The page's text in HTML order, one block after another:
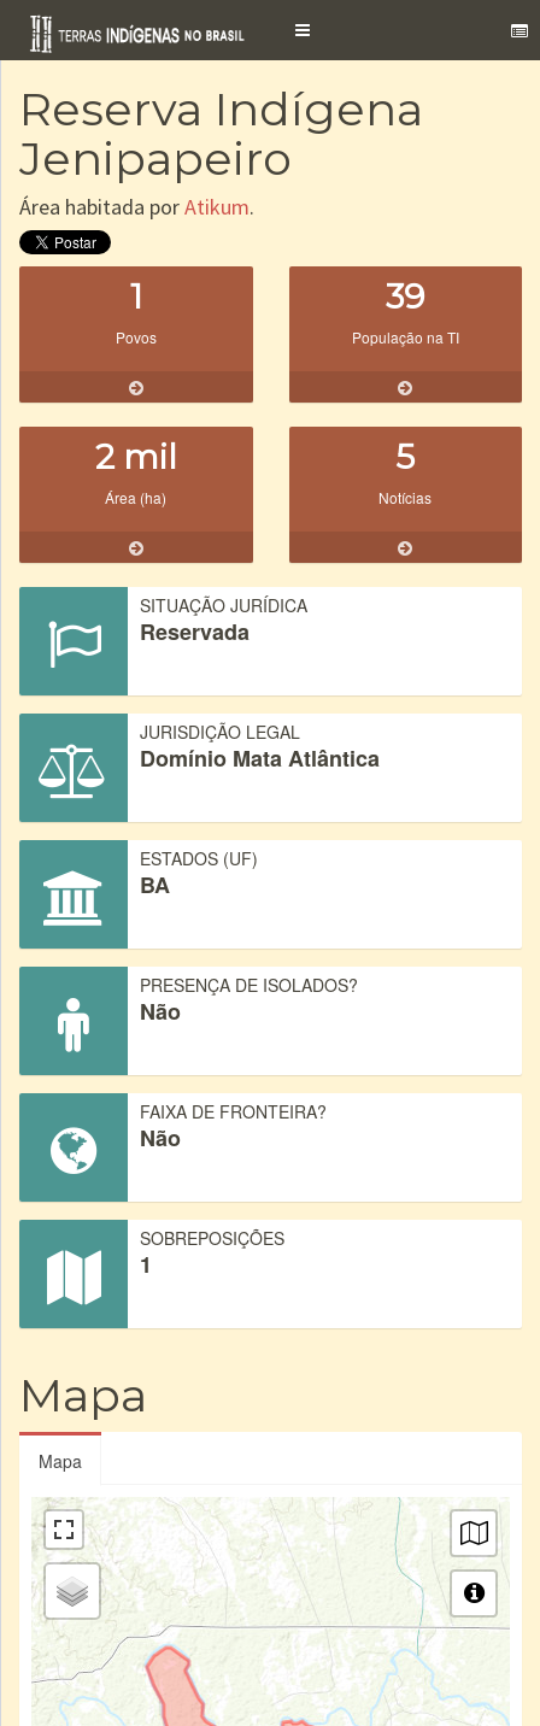
Toggle
Reserva Indígena
Jenipapeiro
Área habitada porAtikum.
1
Povos
39
População na TI
2 mil
Área (ha)
5
Notícias
SITUAÇÃO JURÍDICA
Reservada
JURISDIÇÃO LEGAL
Domínio Mata Atlântica
ESTADOS (UF)
BA
PRESENÇA DE ISOLADOS?
Não
FAIXA DE FRONTEIRA?
Não
SOBREPOSIÇÕES
1
Mapa
Mapa